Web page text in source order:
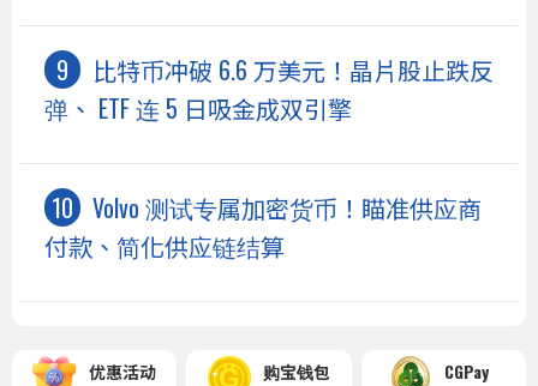
比特币冲破 6.6 万美元！晶片股止跌反
弹、 ETF 连 5 日吸金成双引擎
Volvo 测试专属加密货币！瞄准供应商
付款、简化供应链结算
优惠活动 购宝钱包 CGPay